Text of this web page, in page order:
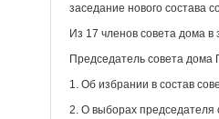
заседание нового состава
Из 17 членов совета дома
Председатель совета
1. Об избрании в состав
2. О выборах председателя